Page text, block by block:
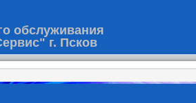
обслуживания
г. Псков